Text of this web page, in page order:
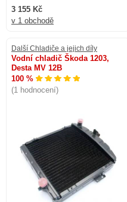
3 155 Kč
v 1 obchodě
Další Chladiče a jejich díly
Vodní chladič Škoda 1203,
Desta MV 12B
100 %
(1 hodnocení)